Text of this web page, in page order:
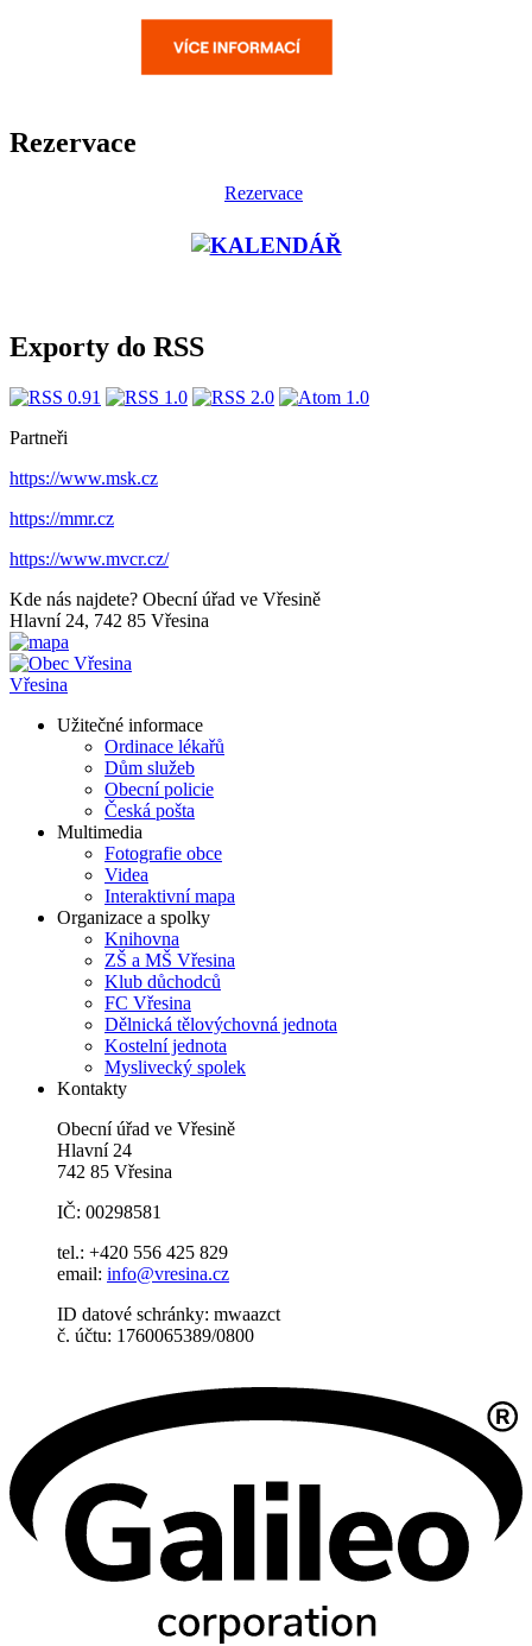
Rezervace
Rezervace
Exporty do RSS
Partneři
https://www.msk.cz
https://mmr.cz
https://www.mvcr.cz/
Kde nás najdete? Obecní úřad ve Vřesině
Hlavní 24, 742 85 Vřesina
Vřesina
Užitečné informace
Ordinace lékařů
Dům služeb
Obecní policie
Česká pošta
Multimedia
Fotografie obce
Videa
Interaktivní mapa
Organizace a spolky
Knihovna
ZŠ a MŠ Vřesina
Klub důchodců
FC Vřesina
Dělnická tělovýchovná jednota
Kostelní jednota
Myslivecký spolek
Kontakty
Obecní úřad ve Vřesině
Hlavní 24
742 85 Vřesina
IČ: 00298581
tel.: +420 556 425 829
email: info@vresina.cz
ID datové schránky: mwaazct
č. účtu: 1760065389/0800